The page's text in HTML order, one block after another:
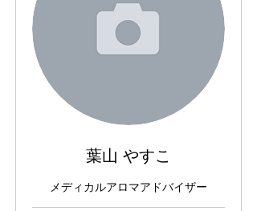
葉山 やすこ
メディカルアロマアドバイザー